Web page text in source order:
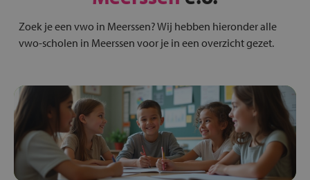
Zoek je een vwo in Meerssen? Wij hebben hieronder alle
vwo-scholen in Meerssen voor je in een overzicht gezet.